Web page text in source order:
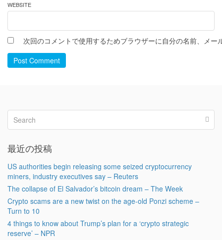
WEBSITE
次回のコメントで使用するためブラウザーに自分の名前、メー
Post Comment
最近の投稿
US authorities begin releasing some seized cryptocurrency
miners, industry executives say – Reuters
The collapse of El Salvador’s bitcoin dream – The Week
Crypto scams are a new twist on the age-old Ponzi scheme –
Turn to 10
4 things to know about Trump’s plan for a ‘crypto strategic
reserve’ – NPR